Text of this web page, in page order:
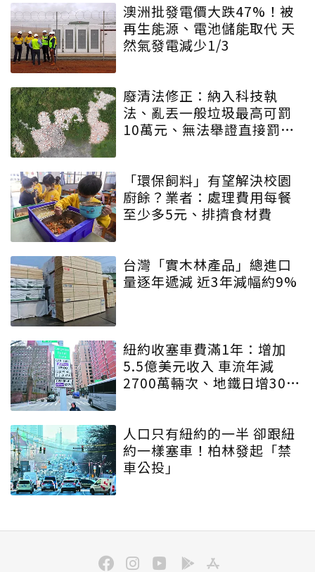
澳洲批發電價大跌47%！被
再生能源、電池儲能取代 天
然氣發電減少1/3
廢清法修正：納入科技執
法、亂丟一般垃圾最高可罰
10萬元、無法舉證直接罰車
「環保飼料」有望解決校園
廚餘？業者：處理費用每餐
至少多5元、排擠食材費
台灣「實木林產品」總進口
量逐年遞減 近3年減幅約9%
紐約收塞車費滿1年：增加
5.5億美元收入 車流年減
2700萬輛次、地鐵日增30萬
人口只有紐約的一半 卻跟紐
約一樣塞車！柏林發起「禁
車公投」